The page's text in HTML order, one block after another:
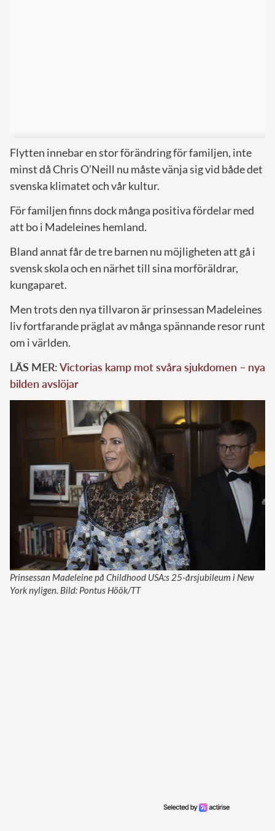
Flytten innebar en stor förändring för familjen, inte
minst då Chris O’Neill nu måste vänja sig vid både det
svenska klimatet och vår kultur.
För familjen finns dock många positiva fördelar med
att bo i Madeleines hemland.
Bland annat får de tre barnen nu möjligheten att gå i
svensk skola och en närhet till sina morföräldrar,
kungaparet.
Men trots den nya tillvaron är prinsessan Madeleines
liv fortfarande präglat av många spännande resor runt
om i världen.
LÄS MER:Victorias kamp mot svåra sjukdomen – nya
bilden avslöjar
Prinsessan Madeleine på Childhood USA:s 25-årsjubileum i New
York nyligen. Bild: Pontus Höök/TT